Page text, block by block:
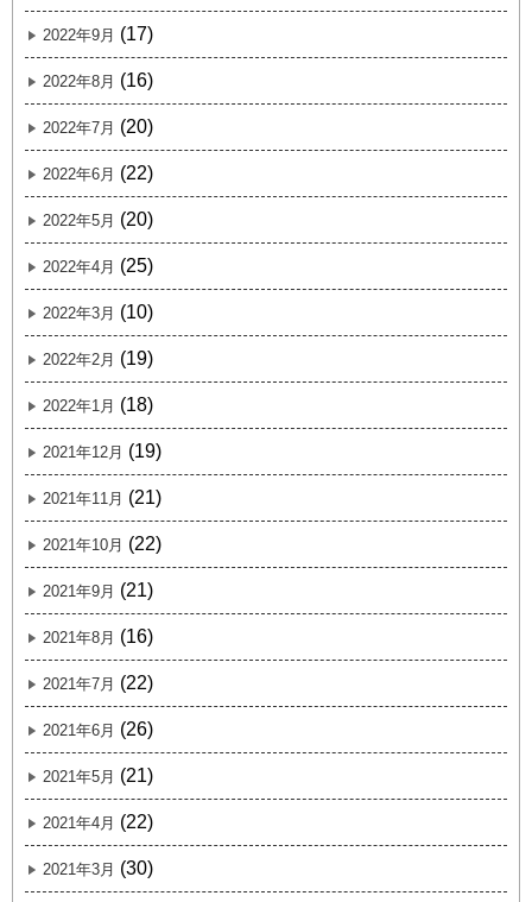
2022年9月 (17)
2022年8月 (16)
2022年7月 (20)
2022年6月 (22)
2022年5月 (20)
2022年4月 (25)
2022年3月 (10)
2022年2月 (19)
2022年1月 (18)
2021年12月 (19)
2021年11月 (21)
2021年10月 (22)
2021年9月 (21)
2021年8月 (16)
2021年7月 (22)
2021年6月 (26)
2021年5月 (21)
2021年4月 (22)
2021年3月 (30)